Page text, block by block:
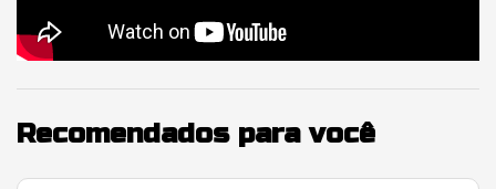
Recomendados para você